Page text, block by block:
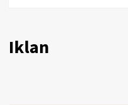
Iklan